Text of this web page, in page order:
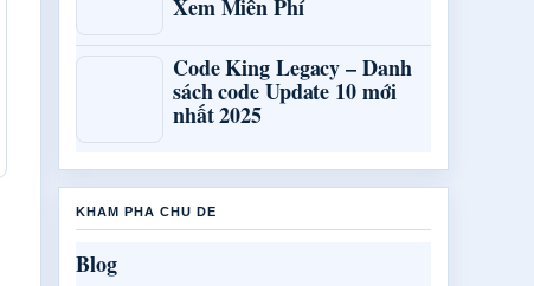
Xem Miễn Phí
Code King Legacy – Danh
sách code Update 10 mới
nhất 2025
KHAM PHA CHU DE
Blog